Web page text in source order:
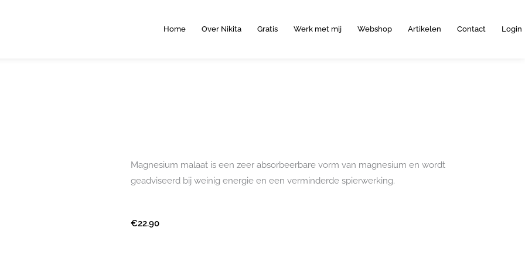
Home Over Nikita Gratis Werk met mij Webshop Artikelen Contact Login
Magnesium malaat is een zeer absorbeerbare vorm van magnesium en wordt
geadviseerd bij weinig energie en een verminderde spierwerking.
€22.90